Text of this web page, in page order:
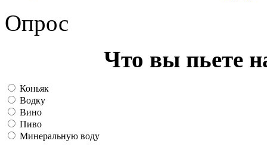
Опрос
Что вы пьете
Коньяк
Водку
Вино
Пиво
Минеральную воду